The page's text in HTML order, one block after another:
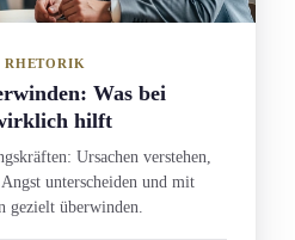
Was bei
hilft
Ursachen verstehen,
unterscheiden und mit
gezielt überwinden.